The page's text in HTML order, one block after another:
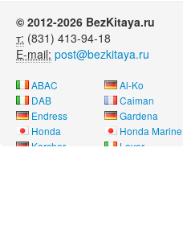
© 2012-2026 BezKitaya.ru
т: (831) 413-94-18
E-mail: post@bezkitaya.ru
ABAC Al-Ko
DAB
Caiman
Endress
Gardena
Honda
Honda Marine
Karcher
Lavor